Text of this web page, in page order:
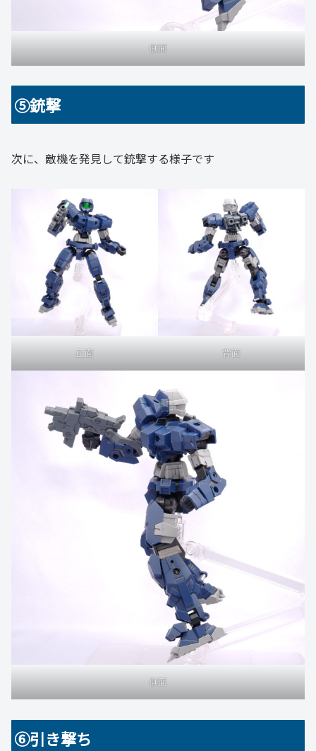
側面
⑤銃撃
次に、敵機を発見して銃撃する様子です
正面 背面
側面
⑥引き撃ち